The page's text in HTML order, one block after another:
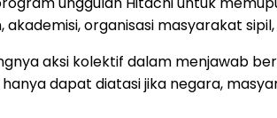
organisasi masyarakat
aksi kolektif dalam menjawab
dapat diatasi jika negara,